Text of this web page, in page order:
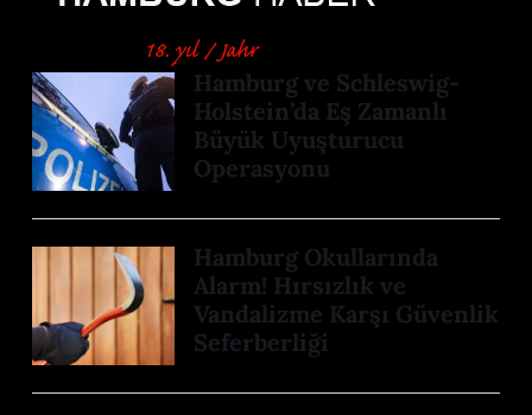
Hamburg ve Schleswig-
Holstein’da Eş Zamanlı
Büyük Uyuşturucu
Operasyonu
Hamburg Okullarında
Alarm! Hırsızlık ve
Vandalizme Karşı Güvenlik
Seferberliği